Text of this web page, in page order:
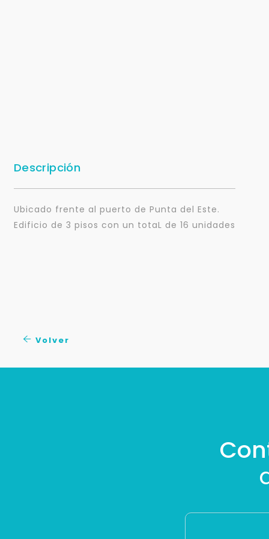
Descripción
Ubicado frente al puerto de Punta del Este.
Edificio de 3 pisos con un totaL de 16 unidades
Volver